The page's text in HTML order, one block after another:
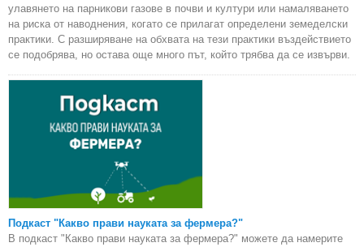
улавянето на парникови газове в почви и култури или намаляването
на риска от наводнения, когато се прилагат определени земеделски
практики. С разширяване на обхвата на тези практики въздействието
се подобрява, но остава още много път, който трябва да се извърви.
Подкаст "Какво прави науката за фермера?"
В подкаст "Какво прави науката за фермера?" можете да намерите